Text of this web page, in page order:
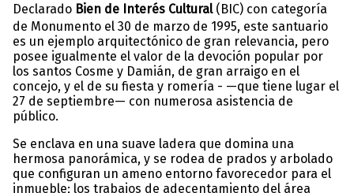
Declarado Bien de Interés Cultural(BIC) con categoría
de Monumento el 30 de marzo de 1995, este santuario
es un ejemplo arquitectónico de gran relevancia, pero
posee igualmente el valor de la devoción popular por
los santos Cosme y Damián, de gran arraigo en el
concejo, y el de su fiesta y romería - —que tiene lugar el
27 de septiembre— con numerosa asistencia de
público.
Se enclava en una suave ladera que domina una
hermosa panorámica, y se rodea de prados y arbolado
que configuran un ameno entorno favorecedor para el
inmueble; los trabajos de adecentamiento del área